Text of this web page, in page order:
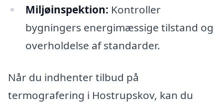
Miljøinspektion: Kontroller
bygningers energimæssige tilstand og
overholdelse af standarder.
Når du indhenter tilbud på
termografering i Hostrupskov, kan du